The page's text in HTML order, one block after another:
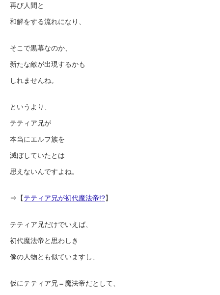
再び人間と
和解をする流れになり、
そこで黒幕なのか、
新たな敵が出現するかも
しれませんね。
というより、
テティア兄が
本当にエルフ族を
滅ぼしていたとは
思えないんですよね。
⇒【テティア兄が初代魔法帝!?】
テティア兄だけでいえば、
初代魔法帝と思わしき
像の人物とも似ていますし、
仮にテティア兄＝魔法帝だとして、